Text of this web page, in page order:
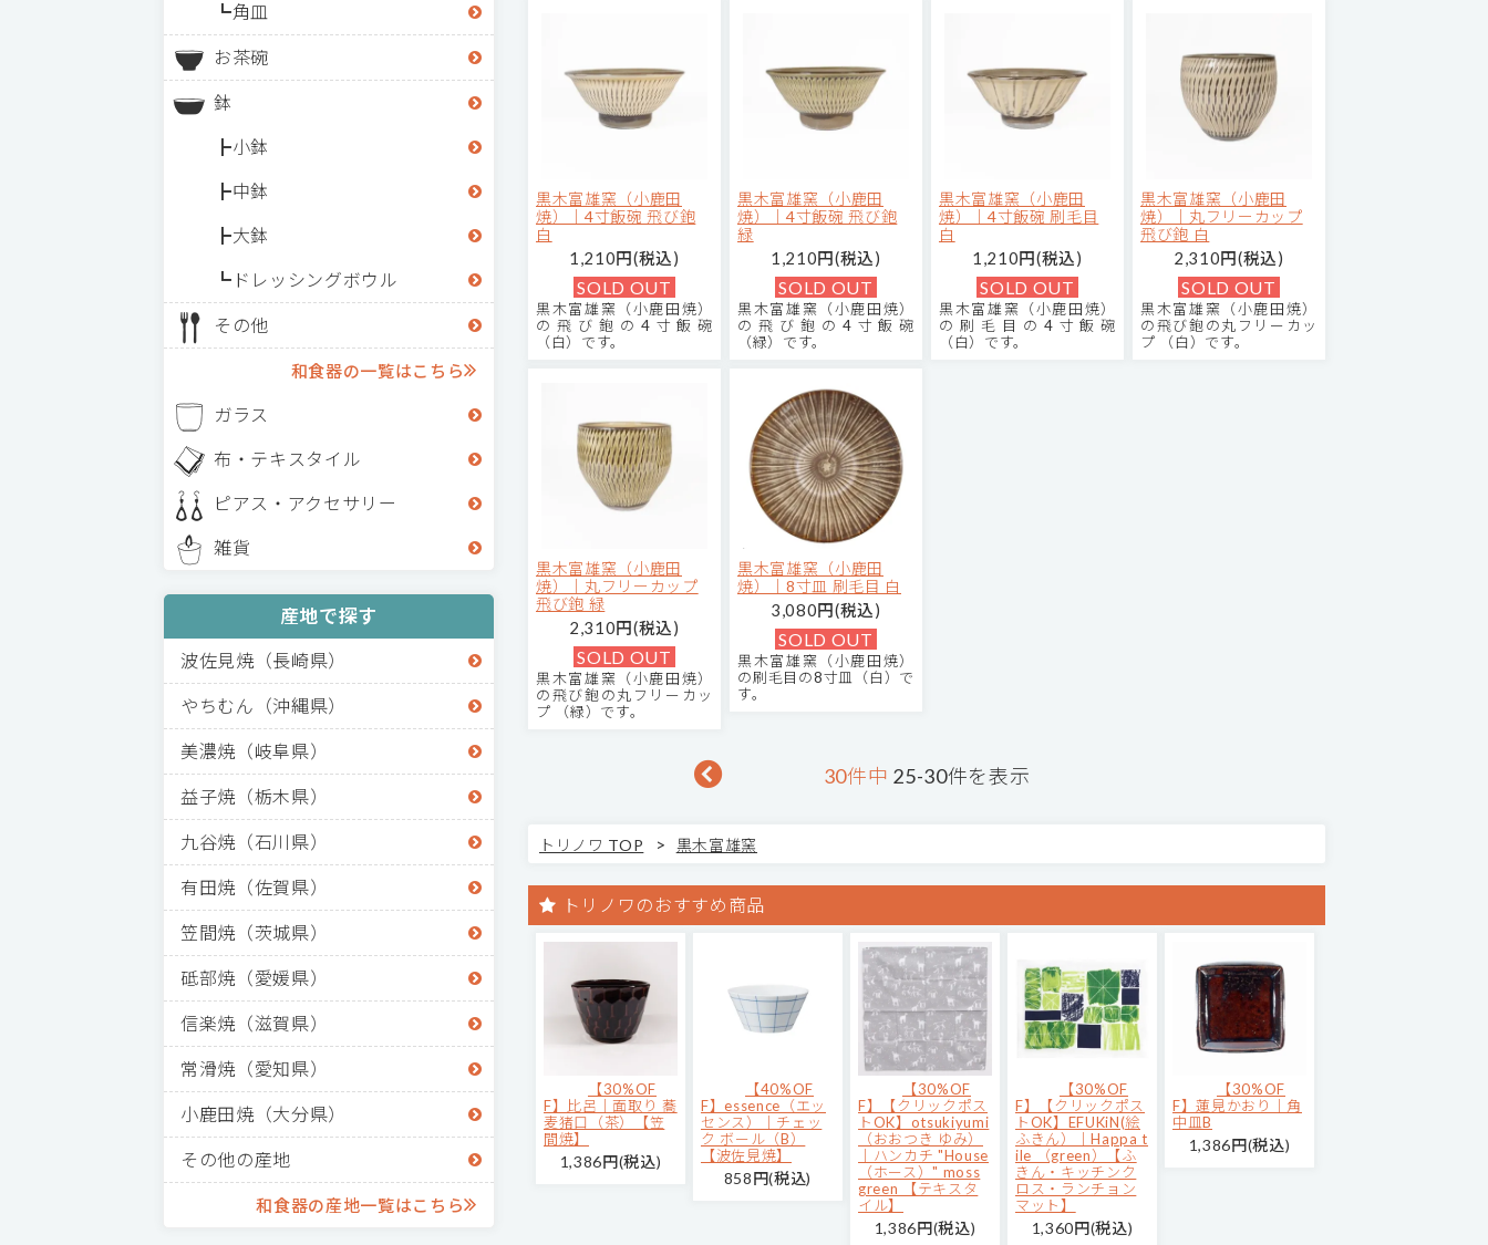
角皿
お茶碗
鉢
小鉢
中鉢
大鉢
ドレッシングボウル
その他
和食器の一覧はこちら
ガラス
布・テキスタイル
ピアス・アクセサリー
雑貨
産地で探す
波佐見焼（長崎県）
やちむん（沖縄県）
美濃焼（岐阜県）
益子焼（栃木県）
九谷焼（石川県）
有田焼（佐賀県）
笠間焼（茨城県）
砥部焼（愛媛県）
信楽焼（滋賀県）
常滑焼（愛知県）
小鹿田焼（大分県）
その他の産地
和食器の産地一覧はこちら
黒木富雄窯（小鹿田
焼）｜4寸飯碗 飛び鉋
白
1,210円(税込)
SOLD OUT
黒木富雄窯（小鹿田焼）
の飛び鉋の4寸飯碗
（白）です。
黒木富雄窯（小鹿田
焼）｜4寸飯碗 飛び鉋
緑
1,210円(税込)
SOLD OUT
黒木富雄窯（小鹿田焼）
の飛び鉋の4寸飯碗
（緑）です。
黒木富雄窯（小鹿田
焼）｜4寸飯碗 刷毛目
白
1,210円(税込)
SOLD OUT
黒木富雄窯（小鹿田焼）
の刷毛目の4寸飯碗
（白）です。
黒木富雄窯（小鹿田
焼）｜丸フリーカップ
飛び鉋 白
2,310円(税込)
SOLD OUT
黒木富雄窯（小鹿田焼）
の飛び鉋の丸フリーカッ
プ （白）です。
黒木富雄窯（小鹿田
焼）｜丸フリーカップ
飛び鉋 緑
2,310円(税込)
SOLD OUT
黒木富雄窯（小鹿田焼）
の飛び鉋の丸フリーカッ
プ （緑）です。
黒木富雄窯（小鹿田
焼）｜8寸皿 刷毛目 白
3,080円(税込)
SOLD OUT
黒木富雄窯（小鹿田焼）
の刷毛目の8寸皿（白）で
す。
30件中 25-30件を表示
トリノワ TOP > 黒木富雄窯
トリノワのおすすめ商品
【30%OF
F】比呂｜面取り 蕎
麦猪口（茶）【笠
間焼】
1,386円(税込)
【40%OF
F】essence（エッ
センス）｜チェッ
ク ボール（B）
【波佐見焼】
858円(税込)
【30%OF
F】【クリックポス
トOK】otsukiyumi
（おおつき ゆみ）
｜ハンカチ "House
（ホース）" moss
green 【テキスタ
イル】
1,386円(税込)
【30%OF
F】【クリックポス
トOK】EFUKiN(絵
ふきん）｜Happa t
ile （green）【ふ
きん・キッチンク
ロス・ランチョン
マット】
1,360円(税込)
【30%OF
F】蓮見かおり｜角
中皿B
1,386円(税込)